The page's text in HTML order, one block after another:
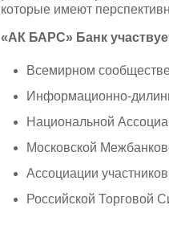
которые имеют
«АК БАРС» Банк
Всемирном
Информационно-
Национальной
Московской
Ассоциации
Российской Торговой